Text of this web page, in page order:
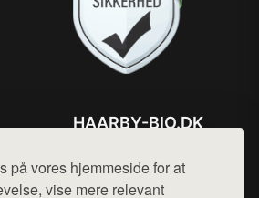
på vores hjemmeside for at
vise mere relevant
HAARBY-BIO.DK
Mail: hej@want.dk